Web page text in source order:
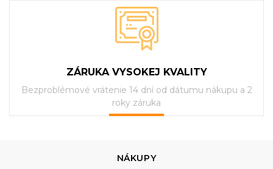
ZÁRUKA VYSOKEJ KVALITY
Bezproblémové vrátenie 14 dní od dátumu nákupu a 2
roky záruka
NÁKUPY